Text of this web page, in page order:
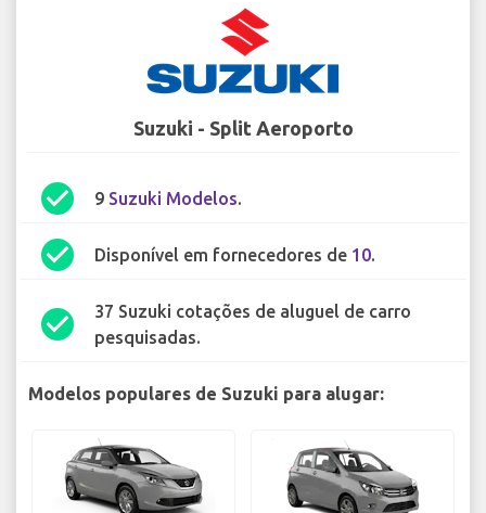
Suzuki - Split Aeroporto
check_circle 9 Suzuki Modelos.
check_circle Disponível em fornecedores de 10.
check_circle
37 Suzuki cotações de aluguel de carro
pesquisadas.
Modelos populares de Suzuki para alugar: